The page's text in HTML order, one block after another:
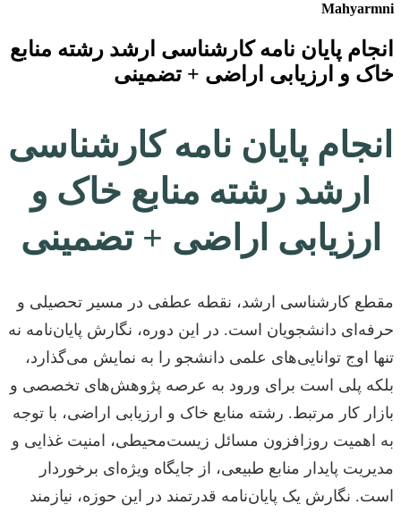
Mahyarmni
انجام پایان نامه کارشناسی ارشد رشته منابع
خاک و ارزیابی اراضی + تضمینی
انجام پایان نامه کارشناسی
ارشد رشته منابع خاک و
ارزیابی اراضی + تضمینی
مقطع کارشناسی ارشد، نقطه عطفی در مسیر تحصیلی و
حرفه‌ای دانشجویان است. در این دوره، نگارش پایان‌نامه نه
تنها اوج توانایی‌های علمی دانشجو را به نمایش می‌گذارد،
بلکه پلی است برای ورود به عرصه پژوهش‌های تخصصی و
بازار کار مرتبط. رشته منابع خاک و ارزیابی اراضی، با توجه
به اهمیت روزافزون مسائل زیست‌محیطی، امنیت غذایی و
مدیریت پایدار منابع طبیعی، از جایگاه ویژه‌ای برخوردار
است. نگارش یک پایان‌نامه قدرتمند در این حوزه، نیازمند